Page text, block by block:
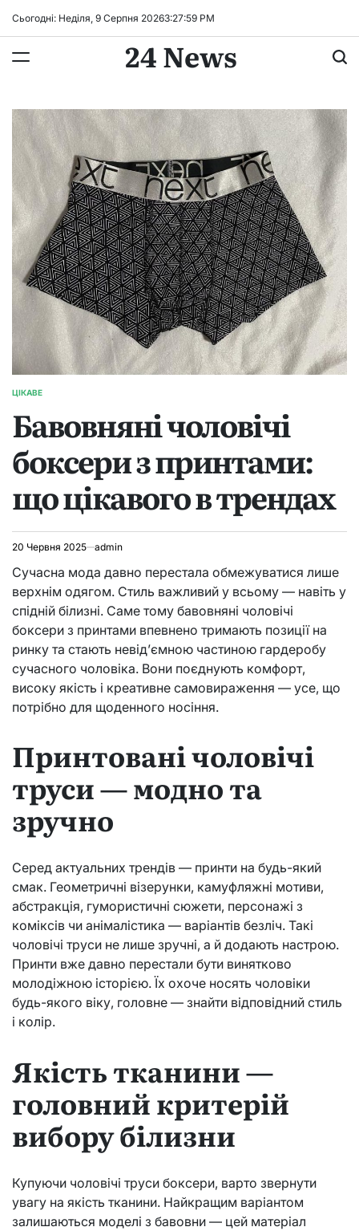
Сьогодні: Неділя, 9 Серпня 20263:28:00 PM
24 News
ОПУБЛІКУВАТИ
ЦІКАВЕ
Бавовняні чоловічі
боксери з принтами:
що цікавого в трендах
20 Червня 2025 admin
Сучасна мода давно перестала обмежуватися лише
верхнім одягом. Стиль важливий у всьому — навіть у
спідній білизні. Саме тому бавовняні чоловічі
боксери з принтами впевнено тримають позиції на
ринку та стають невід’ємною частиною гардеробу
сучасного чоловіка. Вони поєднують комфорт,
високу якість і креативне самовираження — усе, що
потрібно для щоденного носіння.
Принтовані чоловічі
труси — модно та
зручно
Серед актуальних трендів — принти на будь-який
смак. Геометричні візерунки, камуфляжні мотиви,
абстракція, гумористичні сюжети, персонажі з
коміксів чи анімалістика — варіантів безліч. Такі
чоловічі труси не лише зручні, а й додають настрою.
Принти вже давно перестали бути винятково
молодіжною історією. Їх охоче носять чоловіки
будь-якого віку, головне — знайти відповідний стиль
і колір.
Якість тканини —
головний критерій
вибору білизни
Купуючи чоловічі труси боксери, варто звернути
увагу на якість тканини. Найкращим варіантом
залишаються моделі з бавовни — цей матеріал